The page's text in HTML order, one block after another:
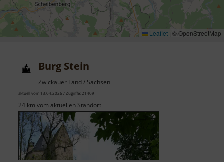
Leaflet | © OpenStreetMap
Burg Stein
Zwickauer Land / Sachsen
aktuell vom 13.04.2026 / Zugriffe: 21409
24 km vom aktuellen Standort